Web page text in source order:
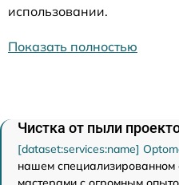
использовании.
Показать полностью
Чистка от пыли
[dataset:services:name]
нашем